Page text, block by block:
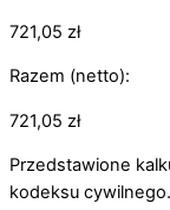
721,05 zł
Razem (netto):
721,05 zł
Przedstawione
kodeksu cywilnego.